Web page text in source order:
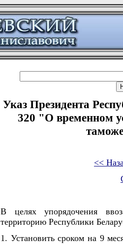
Указ Президента
320 "О временном
<<
В целях упорядочения
территорию Республики
1. Установить сроком на 9